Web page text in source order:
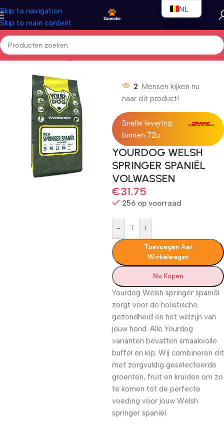
Skip to navigation
Skip to main content
Home/Honden/Droogvoer
12
Mensen kijken nu
naar dit product!
Snelle levering
binnen 72u
YOURDOG WELSH
SPRINGER SPANIËL
VOLWASSEN
€31.75
256 op voorraad
- +
Toevoegen Aan
Winkelwagen
Nu Kopen
Yourdog Welsh springer spaniël
zorgt voor de holistische
gezondheid en het welzijn van
jouw hond. Alle Yourdog
varianten bevatten smaakvolle
buffel en kip. Wij combineren dit
met zorgvuldig geselecteerde
groenten, fruit en kruiden om zo
te komen tot de perfecte
voeding voor jouw Welsh
springer spaniël.
NL